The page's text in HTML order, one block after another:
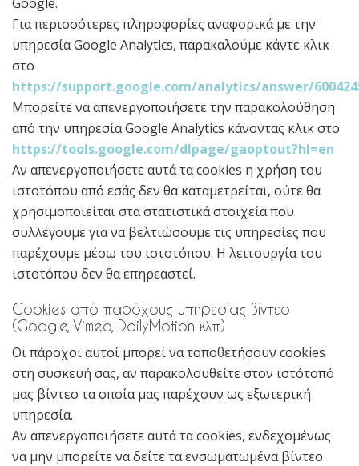
Για περισσότερες πληροφορίες αναφορικά με την
υπηρεσία Google Analytics, παρακαλούμε κάντε κλικ
στο
https://support.google.com/analytics/answer/
Μπορείτε να απενεργοποιήσετε την παρακολούθηση
από την υπηρεσία Google Analytics κάνοντας κλικ στο
https://tools.google.com/dlpage/gaoptout?hl=en
Αν απενεργοποιήσετε αυτά τα cookies η χρήση του
ιστοτόπου από εσάς δεν θα καταμετρείται, ούτε θα
χρησιμοποιείται στα στατιστικά στοιχεία που
συλλέγουμε για να βελτιώσουμε τις υπηρεσίες που
παρέχουμε μέσω του ιστοτόπου. Η λειτουργία του
ιστοτόπου δεν θα επηρεαστεί.
Cookies από παρόχους υπηρεσίας βίντεο
(Google, Vimeo, DailyMotion κλπ)
Οι πάροχοι αυτοί μπορεί να τοποθετήσουν cookies
στη συσκευή σας, αν παρακολουθείτε στον ιστότοπό
μας βίντεο τα οποία μας παρέχουν ως εξωτερική
υπηρεσία.
Αν απενεργοποιήσετε αυτά τα cookies, ενδεχομένως
να μην μπορείτε να δείτε τα ενσωματωμένα βίντεο